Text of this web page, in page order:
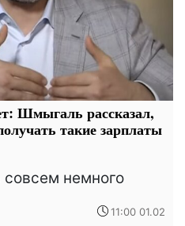
Шмыгаль рассказал,
такие зарплаты
совсем немного
11:00 01.02